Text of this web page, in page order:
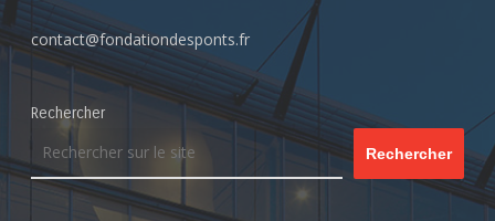
contact@fondationdesponts.fr
Rechercher
Rechercher